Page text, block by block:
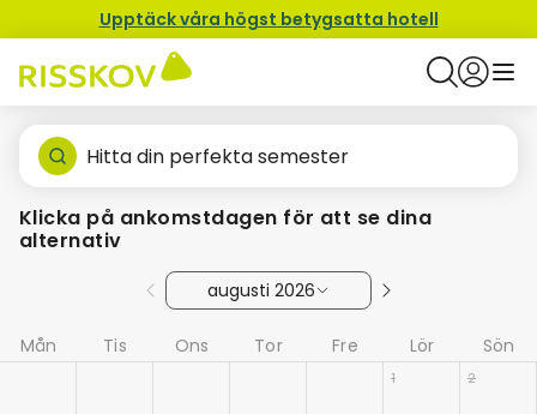
Upptäck våra högst betygsatta hotell
Hitta din perfekta semester
Klicka på ankomstdagen för att se dina
alternativ
augusti 2026
Mån Tis Ons Tor Fre Lör Sön
1 2